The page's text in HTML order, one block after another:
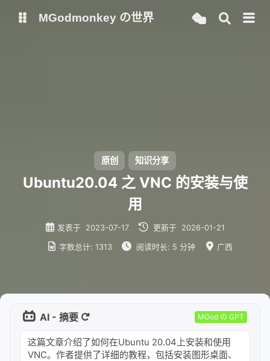
Memos 必过通原
MGodmonkey の世界
原创 知识分享
Ubuntu20.04 之 VNC 的安装与使
用
发表于 2023-07-17 更新于 2026-01-21
字数总计: 1313 阅读时长: 5 分钟 广西
AI - 摘要 MGod の GPT
这篇文章介绍了如何在Ubuntu 20.04上安装和使用
VNC。作者提供了详细的教程，包括安装图形桌面、